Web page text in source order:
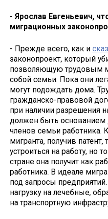
- Ярослав Евгеньевич,
миграционных
- Прежде всего, как и
законопроект, который
позволяющую трудовым
собой семьи. Пока они
могут подождать дома.
гражданско-правовой
при наличии разрешения
должен быть основанием
членов семьи работника.
мигранта, получив
устроиться на работу, но
стране она получит как
работника. В идеале
под запросы
нагрузку на лечебные,
на транспортную